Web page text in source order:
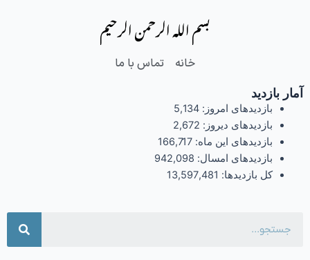
بسم الله الرحمن الرحیم
خانه تماس با ما
آمار بازدید
بازدیدهای امروز: 5,134
بازدیدهای دیروز: 2,672
بازدیدهای این ماه: 166,717
بازدیدهای امسال: 942,098
کل بازدیدها: 13,597,481